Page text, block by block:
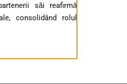
săi reafirmă
consolidând rolul